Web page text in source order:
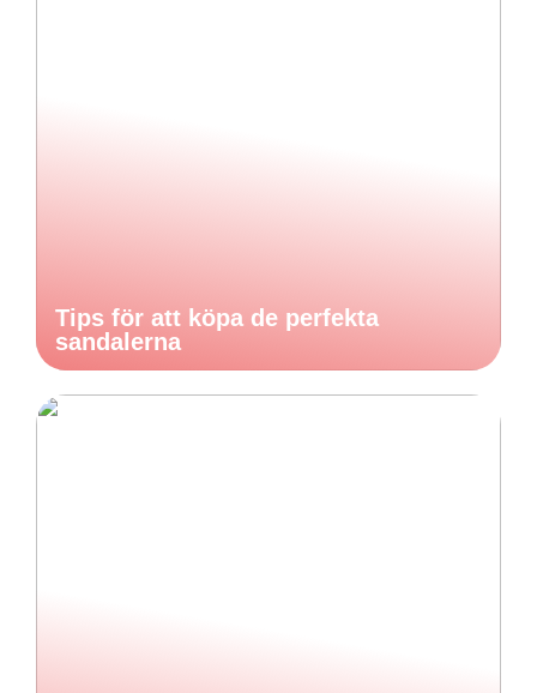
Tips för att köpa de perfekta
sandalerna